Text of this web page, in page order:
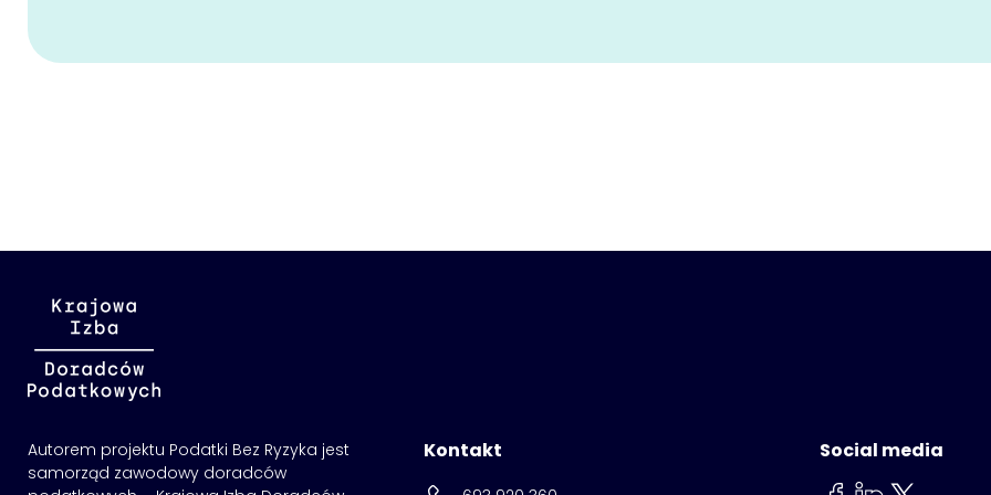
Autorem projektu Podatki Bez Ryzyka jest
samorząd zawodowy doradców
Kontakt Social media